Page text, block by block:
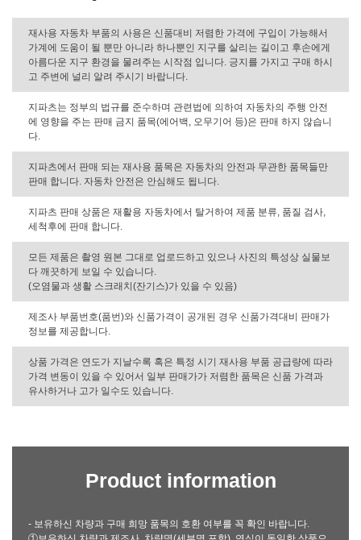
재사용 자동차 부품의 사용은 신품대비 저렴한 가격에 구입이 가능해서
가계에 도움이 될 뿐만 아니라 하나뿐인 지구를 살리는 길이고 후손에게
아름다운 지구 환경을 물려주는 시작점 입니다. 긍지를 가지고 구매 하시
고 주변에 널리 알려 주시기 바랍니다.
지파츠는 정부의 법규를 준수하며 관련법에 의하여 자동차의 주행 안전
에 영향을 주는 판매 금지 품목(에어백, 오무기어 등)은 판매 하지 않습니
다.
지파츠에서 판매 되는 재사용 품목은 자동차의 안전과 무관한 품목들만
판매 합니다. 자동차 안전은 안심해도 됩니다.
지파츠 판매 상품은 재활용 자동차에서 탈거하여 제품 분류, 품질 검사,
세척후에 판매 합니다.
모든 제품은 촬영 원본 그대로 업로드하고 있으나 사진의 특성상 실물보
다 깨끗하게 보일 수 있습니다.
(오염물과 생활 스크래치(잔기스)가 있을 수 있음)
제조사 부품번호(품번)와 신품가격이 공개된 경우 신품가격대비 판매가
정보를 제공합니다.
상품 가격은 연도가 지날수록 혹은 특정 시기 재사용 부품 공급량에 따라
가격 변동이 있을 수 있어서 일부 판매가가 저렴한 품목은 신품 가격과
유사하거나 고가 일수도 있습니다.
Product information
- 보유하신 차량과 구매 희망 품목의 호환 여부를 꼭 확인 바랍니다.